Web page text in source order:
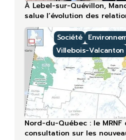
À Lebel-sur-Quévillon,
salue l’évolution des
lors du 60ᵉ anniversaire
Société
Villebois-Valcanton
Nord-du-Québec : le MRNF
consultation sur les